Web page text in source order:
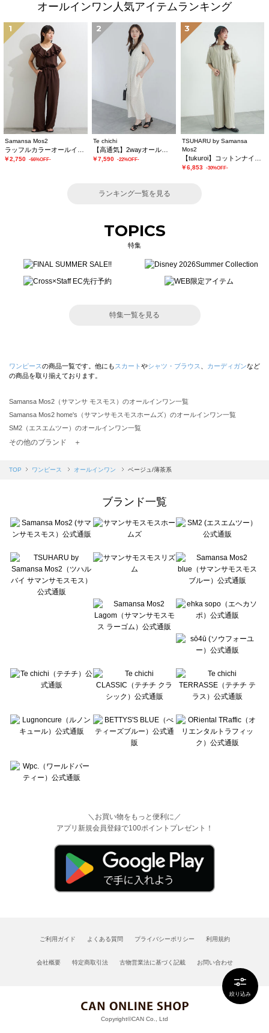
絞り込み
オールインワン人気アイテムランキング
1
Samansa Mos2
￥2,750 -66%OFF-
2
Te chichi
￥7,590 -22%OFF-
3
TSUHARU by Samansa
Mos2
￥6,853 -30%OFF-
ランキング一覧を見る
TOPICS
特集
特集一覧を見る
ワンピースの商品一覧です。他にも スカート やシャツ・ブラウス カーディガンなど
の商品を取り揃えております。
Samansa Mos2（サマンサ モスモス）のオールインワン一覧
Samansa Mos2 home's（サマンサモスモスホームズ）のオールインワン一覧
SM2（エスエムツー）のオールインワン一覧
Samansa Mos2 blue（サマンサモスモス ブルー）のオールインワン一覧
sō4ū（ソウフォーユー）のオールインワン一覧
Te chichi（テチチ）のオールインワン一覧
Te chichi CLASSIC（テチチ クラシック）のオールインワン一覧
Lugnoncure（ルノンキュール）のオールインワン一覧
BETTY'S BLUE（べティーズブルー）のオールインワン一覧
Wpc.（ワールドパーティー）のオールインワン一覧
その他のブランド ＋
TOP ワンピース オールインワン ベージュ/薄茶系
ブランド一覧
＼お買い物をもっと便利に／
アプリ新規会員登録で100ポイントプレゼント！
ご利用ガイド よくある質問 プライバシーポリシー 利用規約
会社概要 特定商取引法 古物営業法に基づく記載 お問い合わせ
Copyright©CAN Co., Ltd